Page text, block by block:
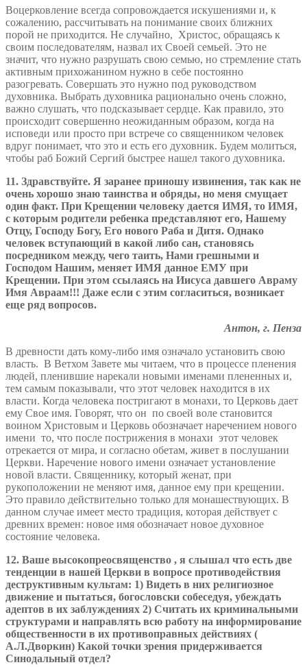
Воцерковление всегда сопровождается искушениями и, к
сожалению, рассчитывать на понимание своих ближних
порой не приходится. Не случайно, Христос, обращаясь к
своим последователям, назвал их Своей семьей. Это не
значит, что нужно разрушать свою семью, но стремление стать
активным прихожанином нужно в себе постоянно
разогревать. Совершать это нужно под руководством
духовника. Выбрать духовника рационально очень сложно,
важно слушать, что подсказывает сердце. Как правило, это
происходит совершенно неожиданным образом, когда на
исповеди или просто при встрече со священником человек
вдруг понимает, что это и есть его духовник. Будем молиться,
чтобы раб Божий Сергий быстрее нашел такого духовника.
11. Здравствуйте. Я заранее приношу извинения, так как не
очень хорошо знаю таинства и обряды, но меня смущает
один факт. При Крещении человеку дается ИМЯ, то ИМЯ,
с которым родители ребенка представляют его, Нашему
Отцу, Господу Богу, Его нового Раба и Дитя. Однако
человек вступающий в какой либо сан, становясь
посредником между, чего таить, Нами грешными и
Господом Нашим, меняет ИМЯ данное ЕМУ при
Крещении. При этом ссылаясь на Иисуса давшего Авраму
Имя Авраам!!! Даже если с этим согласиться, возникает
еще ряд вопросов.
Антон, г. Пенза
В древности дать кому-либо имя означало установить свою
власть. В Ветхом Завете мы читаем, что в процессе пленения
людей, пленившие нарекали новыми именами плененных и,
тем самым показывали, что этот человек находится в их
власти. Когда человека постригают в монахи, то Церковь дает
ему Свое имя. Говорят, что он по своей воле становится
воином Христовым и Церковь обозначает наречением нового
имени то, что после пострижения в монахи этот человек
отрекается от мира, и согласно обетам, живет в послушании
Церкви. Наречение нового имени означает установление
новой власти. Священнику, который женат, при
рукоположении не меняют имя, данное ему при крещении.
Это правило действительно только для монашествующих. В
данном случае имеет место традиция, которая действует с
древних времен: новое имя обозначает новое духовное
состояние человека.
12. Ваше высокопреосвященство , я слышал что есть две
тенденции в нашей Церкви в вопросе противодействия
деструктивным культам: 1) Видеть в них религиозное
движение и пытаться, богословски собеседуя, убеждать
адептов в их заблуждениях 2) Считать их криминальными
структурами и направлять всю работу на информирование
общественности в их противоправных действиях (
А.Л.Дворкин) Какой точки зрения придерживается
Синодальный отдел?